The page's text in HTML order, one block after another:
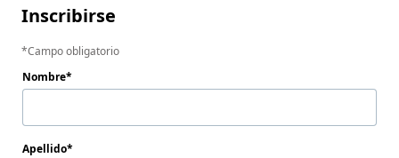
Inscribirse
Campo obligatorio
Nombre
Apellido